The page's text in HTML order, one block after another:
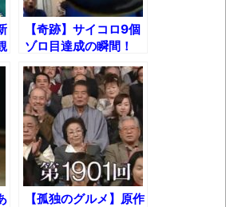
談でしょう、ファインマンさ
」発売
で2400万円超えの美女、水着
周年ですがnoteに引っ越します
ーズン7 ファイナルシーズンの
【奇跡】サイコロ9個
ゾロ目達成の瞬間！
【孤独のグルメ】原作